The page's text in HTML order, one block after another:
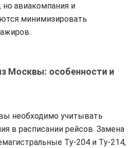
но авиакомпания и
минимизировать
Москвы: особенности и
необходимо учитывать
в расписании рейсов. Замена
Ту-204 и Ту-214,